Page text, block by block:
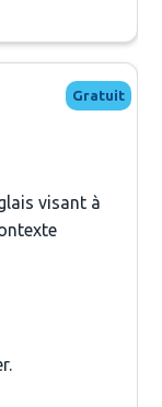
Gratuit
visant à